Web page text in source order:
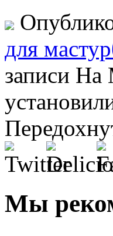
для
записи На
Мы